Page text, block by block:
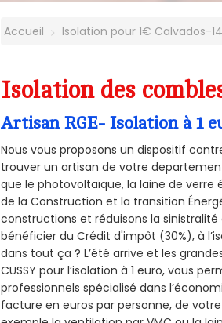
Accueil Isolation pour 1€ Calvados-14
Isolation des
Artisan RGE- Isolation à 1
Nous vous proposons un dispositif
trouver un artisan de votre
que le photovoltaïque, la laine de verre
de la Construction et la transition
constructions et réduisons la
bénéficier du Crédit d'impôt (30%), à
dans tout ça ? L’été arrive et les
CUSSY pour l’isolation à 1 euro, vous
professionnels spécialisé dans
facture en euros par personne, de